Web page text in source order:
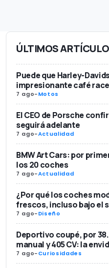
ÚLTIMOS
Puede que Harley-
impresionante café
7 ago-Motos
El CEO de Porsche
seguirá adelante
7 ago-Actualidad
BMW Art Cars: por
los 20 coches
7 ago-Actualidad
¿Por qué los coches
frescos, incluso bajo el
7 ago-Diseño
Deportivo coupé, por
manual y 405 CV: la
7 ago-Curiosidades